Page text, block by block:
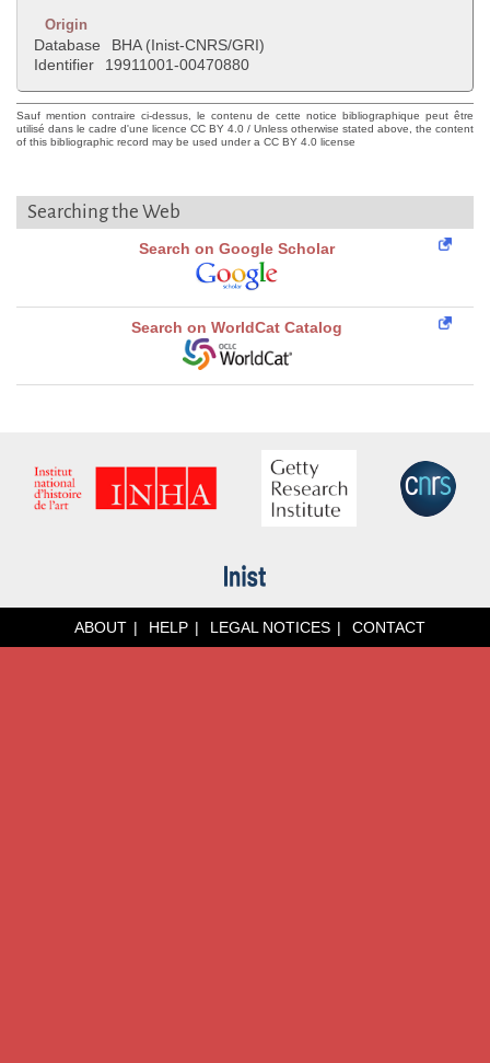
Origin
Database
BHA (Inist-CNRS/GRI)
Identifier
19911001-00470880
Sauf mention contraire ci-dessus, le contenu de cette notice bibliographique peut être
utilisé dans le cadre d'une licence CC BY 4.0 / Unless otherwise stated above, the content
of this bibliographic record may be used under a CC BY 4.0 license
Searching the Web
Search on Google Scholar
Search on WorldCat Catalog
ABOUT HELP LEGAL NOTICES CONTACT